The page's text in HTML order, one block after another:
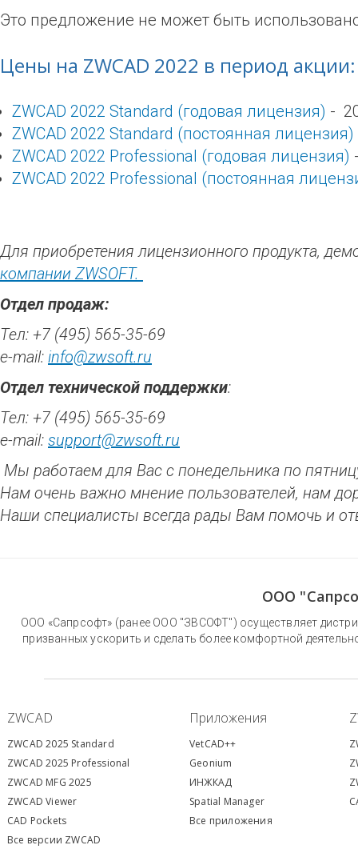
Это предложение не может быть
Цены на ZWCAD 2022 в период акции:
ZWCAD 2022 Standard (годовая лицензия) -
ZWCAD 2022 Standard (постоянная лицензия)
ZWCAD 2022 Professional (годовая лицензия)
ZWCAD 2022 Professional (постоянная
Для приобретения лицензионного продукта,
компании ZWSOFT.
Отдел продаж:
Тел: +7 (495) 565-35-69
e-mail: info@zwsoft.ru
Отдел технической поддержки:
Тел: +7 (495) 565-35-69
e-mail: support@zwsoft.ru
Мы работаем для Вас с понедельника по
Нам очень важно мнение пользователей, нам
Наши специалисты всегда рады Вам помочь и
ООО
ООО «Сапрсофт» (ранее ООО "ЗВСОФТ") осуществляет
призванных ускорить и сделать более комфортной
ZWCAD Приложения
ZWCAD 2025 Standard
ZWCAD 2025 Professional
ZWCAD MFG 2025
ZWCAD Viewer
CAD Pockets
Все версии ZWCAD
VetCAD++
Geonium
ИНЖКАД
Spatial Manager
Все приложения